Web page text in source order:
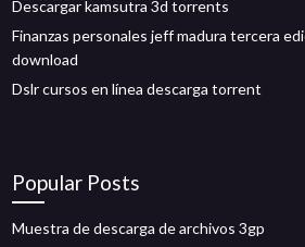
Descargar kamsutra 3d torrents
Finanzas personales jeff madura tercera
download
Dslr cursos en línea descarga torrent
Popular Posts
Muestra de descarga de archivos 3gp